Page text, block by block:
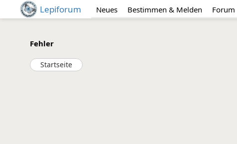
Lepiforum Neues Bestimmen & Melden Forum
Fehler
Startseite